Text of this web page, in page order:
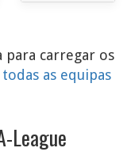
para carregar os
todas as equipas
League